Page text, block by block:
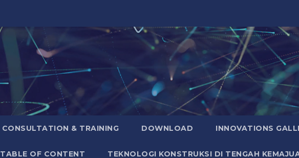
CONSULTATION & TRAINING DOWNLOAD INNOVATIONS
TABLE OF CONTENT TEKNOLOGI KONSTRUKSI DI TENGAH